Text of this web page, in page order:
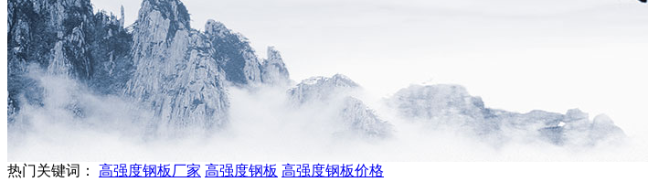
热门关键词： 高强度钢板厂家 高强度钢板 高强度钢板价格